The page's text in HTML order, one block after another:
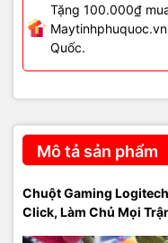
Tặng 100.000₫
Quốc.
Mô tả sản phẩm
Chuột Gaming
Click, Làm Chủ Mọi